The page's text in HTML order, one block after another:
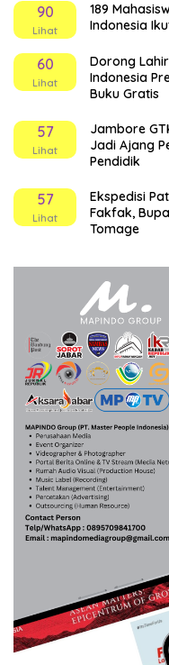
90
Lihat
189
Indonesia
60
Lihat
Dorong
Indonesia
Buku Gratis
57
Lihat
Jambore
Jadi Ajang
Pendidik
57
Lihat
Ekspedisi
Fakfak,
Tomage